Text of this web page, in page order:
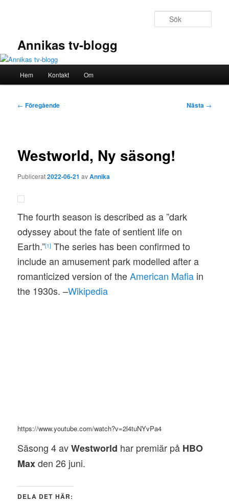
Annikas tv-blogg
Hem Kontakt Om
Inläggsnavigering
← Föregående Nästa →
Westworld, Ny säsong!
Publicerat2022-06-21 avAnnika
The fourth season is described as a ”dark
odyssey about the fate of sentient life on
Earth.”[1] The series has been confirmed to
include an amusement park modelled after a
romanticized version of theAmerican Mafia in
the 1930s. –Wikipedia
https://www.youtube.com/watch?v=2l4tuNYvPa4
Säsong 4 avWestworld har premiär på HBO
Maxden 26 juni.
DELA DET HÄR: